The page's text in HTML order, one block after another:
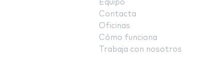
Equipo
Contacta
Oficinas
Cómo funciona
Trabaja con nosotros